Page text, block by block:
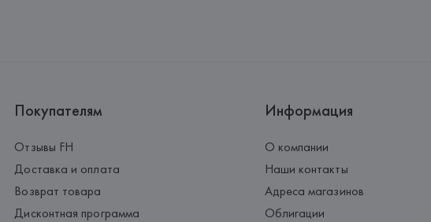
Покупателям
Отзывы FH
Доставка и оплата
Возврат товара
Дисконтная программа
Информация
О компании
Наши контакты
Адреса магазинов
Облигации